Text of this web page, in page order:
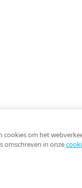
om het
omschreven in onze